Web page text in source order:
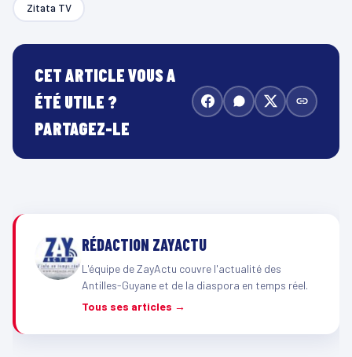
Zitata TV
CET ARTICLE VOUS A
ÉTÉ UTILE ?
PARTAGEZ-LE
RÉDACTION ZAYACTU
L'équipe de ZayActu couvre l'actualité des
Antilles-Guyane et de la diaspora en temps réel.
Tous ses articles →